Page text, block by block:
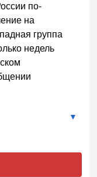
по-
на
группа
недель